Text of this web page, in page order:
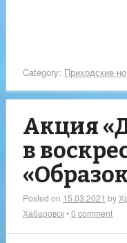
Category: Приходские
Акция
в
Posted on 15.03.2021 by
Хабаровск•0 comment